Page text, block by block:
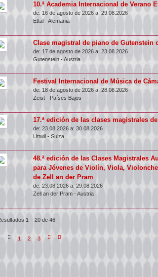
10.ª Academia Internacional de Verano
de: 16 de agosto de 2026 a: 29.08.2026
Ettal-Alemania
Clase magistral de piano de Gutenstein
de: 17 de agosto de 2026 a: 23.08.2026
Gutenstein-Austria
Festival Internacional de Música de
de: 18 de agosto de 2026 a: 28.08.2026
Zeist- Países Bajos
17.ª edición de las clases magistrales de
de: 23.08.2026 a: 30.08.2026
Uttwil- Suiza
48.ª edición de las Clases Magistrales
para Jóvenes de Violín, Viola,
de Zell an der Pram
de: 23.08.2026 a:29.08.2026
Zell an der Pram- Austria
1 – 20 de 46
1 2 3